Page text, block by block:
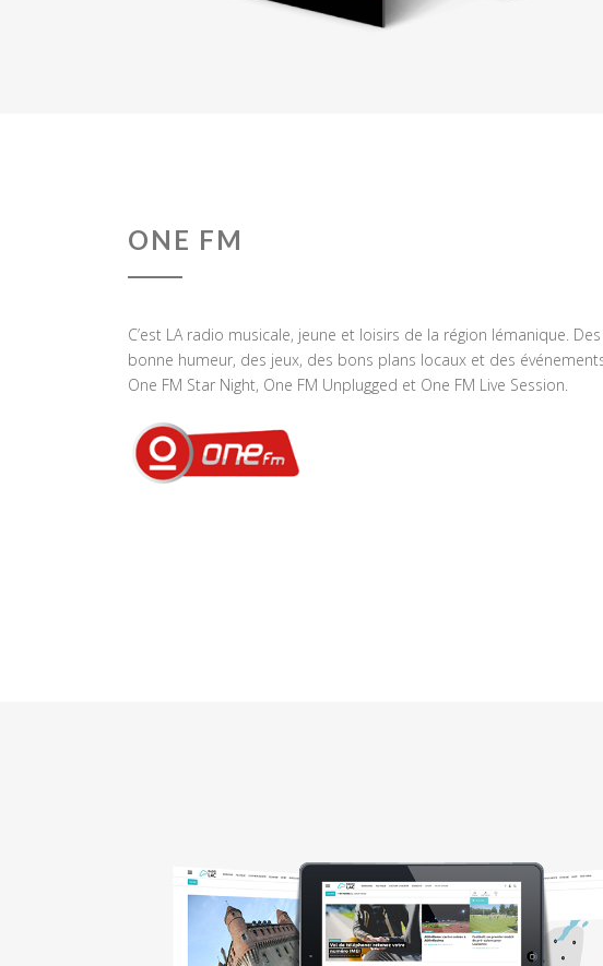
ONE FM
C’est LA radio musicale, jeune et loisirs de la région lémanique.
bonne humeur, des jeux, des bons plans locaux et des
One FM Star Night, One FM Unplugged et One FM Live Session.